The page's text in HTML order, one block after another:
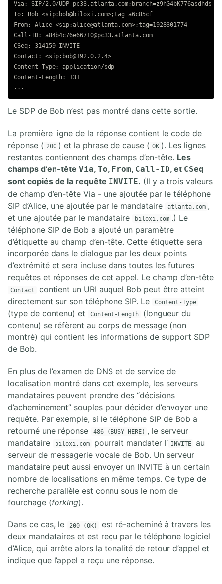
Via: SIP/2.0/UDP pc33.atlanta.com;branch=z9hG4bK776asdhds
To: Bob <sip:bob@biloxi.com>;tag=a6c85cf
From: Alice <sip:alice@atlanta.com>;tag=1928301774
Call-ID: a84b4c76e66710@pc33.atlanta.com
CSeq: 314159 INVITE
Contact: <sip:bob@192.0.2.4>
Content-Type: application/sdp
Content-Length: 131
Le SDP de Bob n’est pas montré dans cette sortie.
La première ligne de la réponse contient le code de
réponse ( 200 ) et la phrase de cause ( OK ). Les lignes
restantes contiennent des champs d’en-tête. Les
champs d’en-tête Via, To, From, Call-ID, et CSeq
sont copiés de la requête INVITE. (Il y a trois valeurs
de champ d’en-tête Via - une ajoutée par le téléphone
SIP d’Alice, une ajoutée par le mandataire
atlanta.com ,
et une ajoutée par le mandataire
biloxi.com .) Le
téléphone SIP de Bob a ajouté un paramètre
d’étiquette au champ d’en-tête. Cette étiquette sera
incorporée dans le dialogue par les deux points
d’extrémité et sera incluse dans toutes les futures
requêtes et réponses de cet appel. Le champ d’en-tête
Contact
contient un URI auquel Bob peut être atteint
directement sur son téléphone SIP. Le
Content-Type
(type de contenu) et Content-Length
(longueur du
contenu) se réfèrent au corps de message (non
montré) qui contient les informations de support SDP
de Bob.
En plus de l’examen de DNS et de service de
localisation montré dans cet exemple, les serveurs
mandataires peuvent prendre des “décisions
d’acheminement” souples pour décider d’envoyer une
requête. Par exemple, si le téléphone SIP de Bob a
retourné une réponse
486 (BUSY HERE) , le serveur
mandataire
biloxi.com pourrait mandater l’ INVITE
au
serveur de messagerie vocale de Bob. Un serveur
mandataire peut aussi envoyer un INVITE à un certain
nombre de localisations en même temps. Ce type de
recherche parallèle est connu sous le nom de
fourchage (forking).
Dans ce cas, le 200 (OK)
est ré-acheminé à travers les
deux mandataires et est reçu par le téléphone logiciel
d’Alice, qui arrête alors la tonalité de retour d’appel et
indique que l’appel a reçu une réponse.